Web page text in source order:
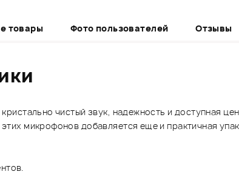
товары Фото пользователей Отзывы
чистый звук, надежность и доступная
микрофонов добавляется еще и практичная